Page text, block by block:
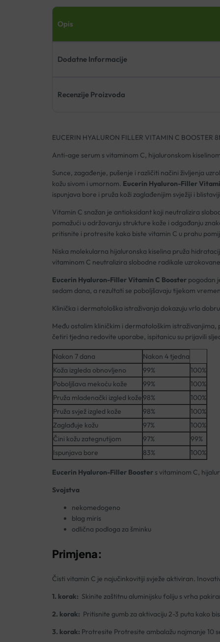
Opis
Dodatne Informacije
Recenzije Proizvoda
EUCERIN HYALURON FILLER VITAMIN C BOOSTER
Anti-age serum s vitaminom C, hijaluronskom
Sunce, zagađenje, pušenje i različiti načini življenja
kožu sivom i umornom. Eucerin Hyaluron-Filler
ispunjava bore i pruža koži zaglađenijim svježiji i
Vitamin C snažan je antioksidant koji neutralizira
pomažući u održavanju strukture kože i odgađanju
pritisnite i protresite kako biste vitamin C u prahu
Niska molekularna hijaluronska kiselina pruža
vitaminom C neutralizira slobodne radikale
Eucerin Hyaluron-Filler Vitamin C Boosterpogodan
sedam dana, a rezultati se poboljšavaju tijekom
Klinička i dermatološka istraživanja dokazuju vrlo
Među ostalim kliničkim i dermatološkim istraživanjima,
četiri tjedna redovite uporabe, ispitanicu su prijavili
Nakon 7 dana
Nakon 4 tjedna
Koža izgleda obnovljeno
99%
100%
Poboljšava mekoću kože
99%
100%
Pruža mladenački izgled kože 98%
100%
Pruža svjež izgled kože
98%
100%
Zaglađuje kožu
97%
100%
Čini kožu zategnutijom
97%
99%
Ispunjava bore
83% 100%
Eucerin Hyaluron-Filler Boosters vitaminom C,
Svojstva
nekomedogeno
blag miris
odlična podloga za šminku
Primjena:
Čisti vitamin C je najučinkovitiji svježe aktiviran.
1. korak: Skinite zaštitnu aluminijsku foliju s vrha
2. korak: Pritisnite gumb za aktivaciju 2-3 puta kako
3. korak: Protresite Protresite ambalažu najmanje 10